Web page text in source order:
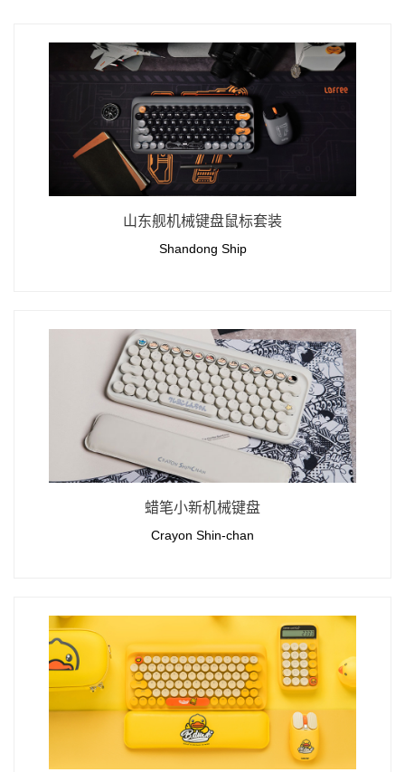
山东舰机械键盘鼠标套装
Shandong Ship
蜡笔小新机械键盘
Crayon Shin-chan